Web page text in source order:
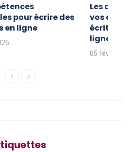
pour écrire des
en ligne
Les
vos
écriture
ligne
05 février